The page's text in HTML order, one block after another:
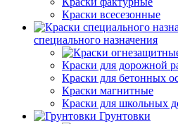
Краски всесезонные
специального назначения
Краски для дорожной
Краски для бетонных
Краски магнитные
Краски для школьных
Грунтовки